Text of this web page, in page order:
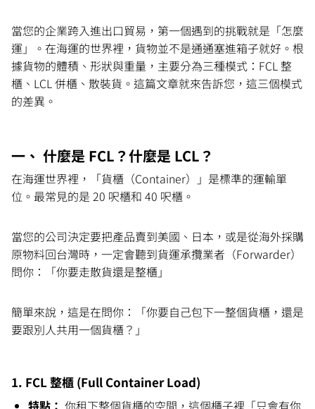
當您的企業跨入進出口貿易，第一個遇到的挑戰就是「怎麼
運」。在海運的世界裡，貨物並不是通通塞進箱子就好。根
據貨物的體積、形狀與重量，主要分為三種模式：FCL 整
櫃、LCL 併櫃、散裝貨。這篇文章就來告訴您，這三個模式
的差異。
一、 什麼是 FCL？什麼是 LCL？
在海運世界裡，「貨櫃（Container）」是標準的運輸單
位。最常見的是 20 呎櫃和 40 呎櫃。
當您的公司決定要把產品賣到美國、日本，或是從海外採購
原物料回台灣時，一定會聽到貨運承攬業者（Forwarder）
問你：「你要走散貨還是整櫃」
簡單來說，這是在問你：「你要自己包下一整個貨櫃，還是
要跟別人共用一個貨櫃？」
1. FCL 整櫃 (Full Container Load)